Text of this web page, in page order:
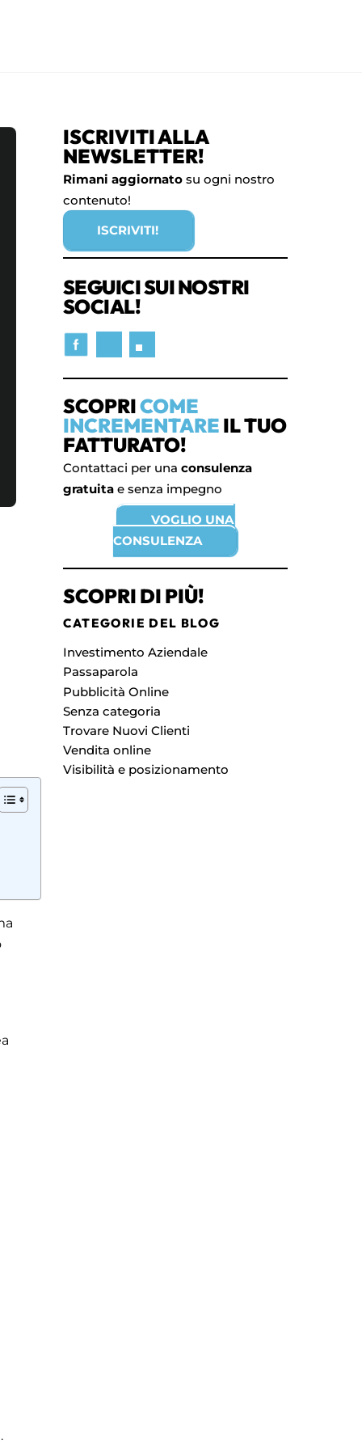
ISCRIVITI ALLA
NEWSLETTER!
Rimani aggiornatosu ogni nostro
contenuto!
ISCRIVITI!
SEGUICI SUI NOSTRI
SOCIAL!
SCOPRICOME
INCREMENTARE IL TUO
FATTURATO!
Contattaci per una consulenza
gratuitae senza impegno
VOGLIO UNA
CONSULENZA
SCOPRI DI PIÙ!
CATEGORIE DEL BLOG
Investimento Aziendale
Passaparola
Pubblicità Online
Senza categoria
Trovare Nuovi Clienti
Vendita online
Visibilità e posizionamento